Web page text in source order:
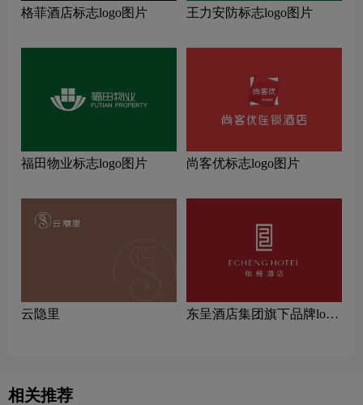
格菲酒店标志logo图片 王力安防标志logo图片
福田物业标志logo图片 尚客优标志logo图片
云隐里
东呈酒店集团旗下品牌logo
相关推荐